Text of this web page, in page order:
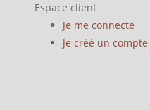
Espace client
Je me connecte
Je créé un compte